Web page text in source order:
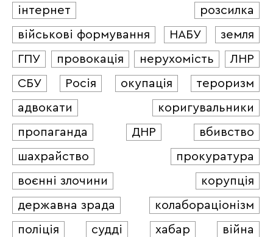
інтернет
розсилка
військові формування
НАБУ
земля
ГПУ
провокація нерухомість
ЛНР
СБУ
Росія окупація
тероризм
адвокати
коригувальники
пропаганда
ДНР
вбивство
шахрайство
прокуратура
воєнні злочини
корупція
державна зрада
колабораціонізм
поліція
судді хабар війна